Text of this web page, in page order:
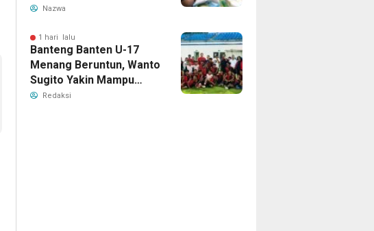
Tangerang, Catat
Nazwa
1 hari lalu
Banteng Banten U-17
Menang Beruntun, Wanto
Sugito Yakin Mampu
Juara Soekarno Cup
Redaksi